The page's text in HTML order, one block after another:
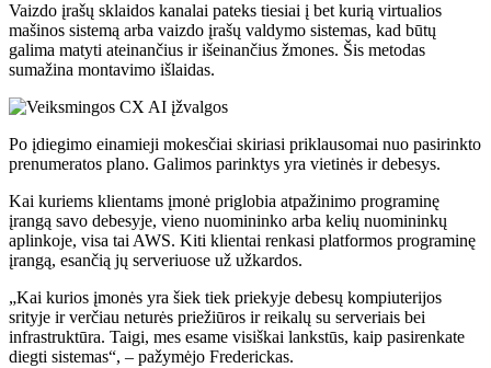
Vaizdo įrašų sklaidos kanalai pateks tiesiai į bet kurią virtualios
mašinos sistemą arba vaizdo įrašų valdymo sistemas, kad būtų
galima matyti ateinančius ir išeinančius žmones. Šis metodas
sumažina montavimo išlaidas.
Po įdiegimo einamieji mokesčiai skiriasi priklausomai nuo pasirinkto
prenumeratos plano. Galimos parinktys yra vietinės ir debesys.
Kai kuriems klientams įmonė priglobia atpažinimo programinę
įrangą savo debesyje, vieno nuomininko arba kelių nuomininkų
aplinkoje, visa tai AWS. Kiti klientai renkasi platformos programinę
įrangą, esančią jų serveriuose už užkardos.
„Kai kurios įmonės yra šiek tiek priekyje debesų kompiuterijos
srityje ir verčiau neturės priežiūros ir reikalų su serveriais bei
infrastruktūra. Taigi, mes esame visiškai lankstūs, kaip pasirenkate
diegti sistemas“, – pažymėjo Frederickas.